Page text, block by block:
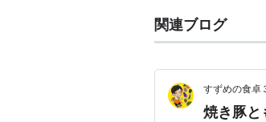
関連ブログ
すずめの食卓
焼き豚と